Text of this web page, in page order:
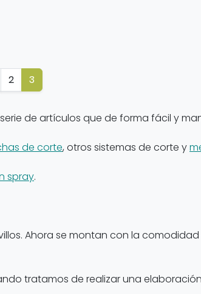
2 3
de artículos que de forma fácil y
de corte, otros sistemas de corte y
spray.
Ahora se montan con la
tratamos de realizar una